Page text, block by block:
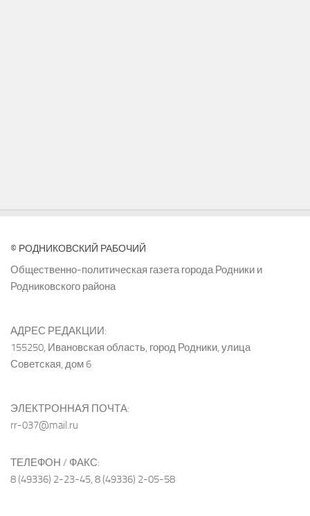
© РОДНИКОВСКИЙ РАБОЧИЙ
Общественно-политическая газета города Родники и
Родниковского района
АДРЕС РЕДАКЦИИ:
155250, Ивановская область, город Родники, улица
Советская, дом 6
ЭЛЕКТРОННАЯ ПОЧТА:
rr-037@mail.ru
ТЕЛЕФОН / ФАКС:
8 (49336) 2-23-45, 8 (49336) 2-05-58